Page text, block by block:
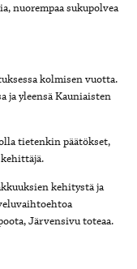
nuorempaa sukupolvea
kolmisen vuotta.
ja yleensä Kauniaisten
tietenkin päätökset,
kehitystä ja
Järvensivu toteaa.